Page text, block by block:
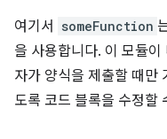
여기서 someFunction
을 사용합니다. 이 모듈
자가 양식을 제출할 때만
도록 코드 블록을 수정할